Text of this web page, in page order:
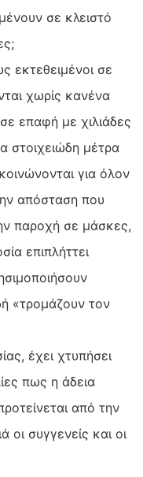
σε κλειστό
εκτεθειμένοι σε
χωρίς κανένα
επαφή με χιλιάδες
στοιχειώδη μέτρα
για όλον
απόσταση που
παροχή σε μάσκες,
επιπλήττει
«τρομάζουν τον
έχει χτυπήσει
πως η άδεια
από την
οι συγγενείς και οι